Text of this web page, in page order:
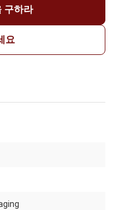
구하라
요